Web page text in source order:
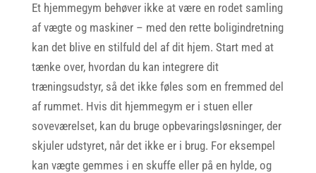
Et hjemmegym behøver ikke at være en rodet samling
af vægte og maskiner – med den rette boligindretning
kan det blive en stilfuld del af dit hjem. Start med at
tænke over, hvordan du kan integrere dit
træningsudstyr, så det ikke føles som en fremmed del
af rummet. Hvis dit hjemmegym er i stuen eller
soveværelset, kan du bruge opbevaringsløsninger, der
skjuler udstyret, når det ikke er i brug. For eksempel
kan vægte gemmes i en skuffe eller på en hylde, og